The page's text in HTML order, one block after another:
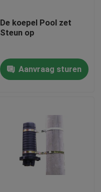
De koepel Pool zet
Steun op
Aanvraag sturen